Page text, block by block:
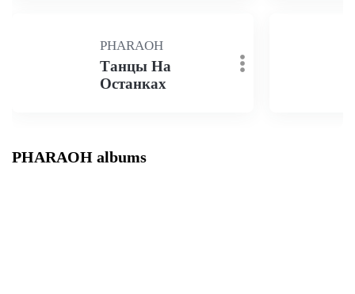
PHARAOH
Танцы На
Останках
PHARAOH albums